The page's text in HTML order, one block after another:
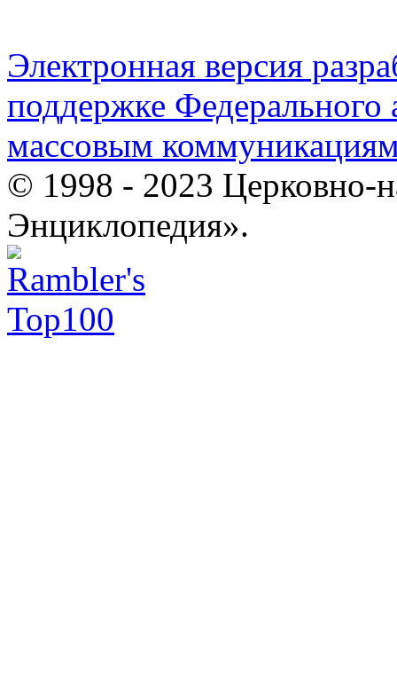
Электронная версия
поддержке Федерального
массовым
© 1998 - 2023 Церковно-
Энциклопедия».